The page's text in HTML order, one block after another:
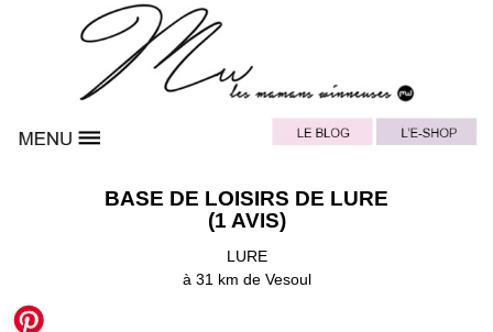
BASE DE LOISIRS DE LURE
(1 AVIS)
LURE
à 31 km de Vesoul